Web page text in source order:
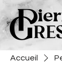
Accueil